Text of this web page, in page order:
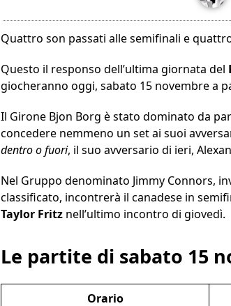
Quattro son passati alle semifinali e
Questo il responso dell’ultima giornata del
giocheranno oggi, sabato 15 novembre a
Il Girone Bjon Borg è stato dominato da
concedere nemmeno un set ai suoi
dentro o fuori, il suo avversario di ieri,
Nel Gruppo denominato Jimmy Connors,
classificato, incontrerà il canadese in
Taylor Fritz nell’ultimo incontro di giovedì.
Le partite di sabato 15
Orario